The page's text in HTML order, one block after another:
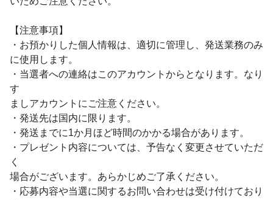
【注意事項】
・お預かりした個人情報は、適切に管理し、発送業務のみ
に使用します。
・当選者への連絡はこのアカウントからとなります。なり
す
ましアカウントにご注意ください。
・発送先は国内に限ります。
・発送までに1か月ほど時間のかかる場合があります。
・プレゼント内容については、予告なく変更させていただ
く
場合がございます。あらかじめご了承ください。
・応募内容や当選に関するお問い合わせは受け付けており